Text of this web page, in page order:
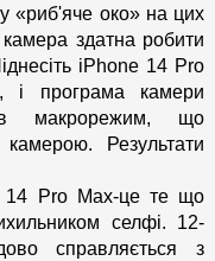
«риб'яче око» на цих
здатна робити
iPhone 14 Pro
і програма камери
в макрорежим, що
камерою. Результати
14 Pro Max-це те що
селфі. 12-
справляється з